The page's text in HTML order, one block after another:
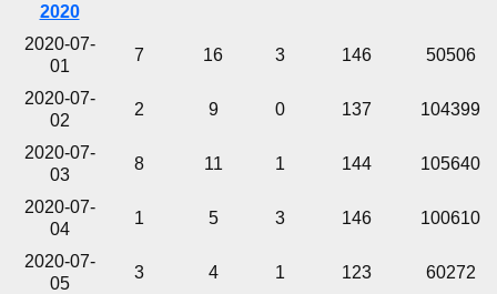
2020
2020-07-
01
7 16 3 146 50506
2020-07-
02
2 9 0 137 104399
2020-07-
03
8 11 1 144 105640
2020-07-
04
1 5 3 146 100610
2020-07-
05
3 4 1 123 60272